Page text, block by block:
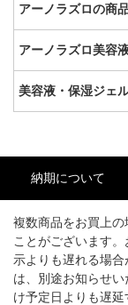
アーノラズロの商
アーノラズロ美容
美容液・保湿ジェ
納期について
複数商品をお買上の
ことがございます
示よりも遅れる場
は、別途お知らせ
け予定日よりも遅延